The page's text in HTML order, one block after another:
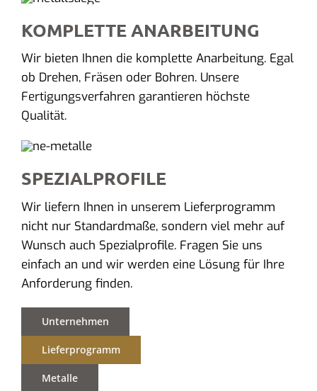
KOMPLETTE ANARBEITUNG
Wir bieten Ihnen die komplette Anarbeitung. Egal
ob Drehen, Fräsen oder Bohren. Unsere
Fertigungsverfahren garantieren höchste
Qualität.
SPEZIALPROFILE
Wir liefern Ihnen in unserem Lieferprogramm
nicht nur Standardmaße, sondern viel mehr auf
Wunsch auch Spezialprofile. Fragen Sie uns
einfach an und wir werden eine Lösung für Ihre
Anforderung finden.
Unternehmen
Lieferprogramm
Metalle